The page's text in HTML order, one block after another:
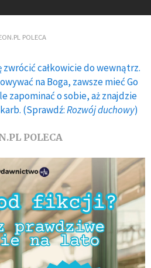
POLECA
zwrócić całkowicie do wewnątrz.
na Boga, zawsze mieć Go
zapominać o sobie, aż znajdzie
(Sprawdź:Rozwój duchowy)
POLECA